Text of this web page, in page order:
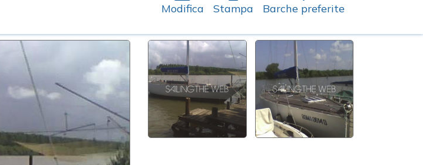
Modifica Stampa Barche preferite